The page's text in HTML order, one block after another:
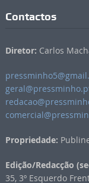
Contactos
Diretor: Carlos
Propriedade:
Edição/Redacção
35, 3º Esquerdo